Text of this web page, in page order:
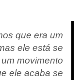
que era um
ele está se
movimento
ele acaba se